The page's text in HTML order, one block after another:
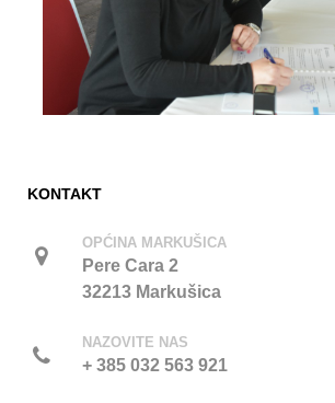
KONTAKT
OPĆINA MARKUŠICA
Pere Cara 2
32213 Markušica
NAZOVITE NAS
+ 385 032 563 921